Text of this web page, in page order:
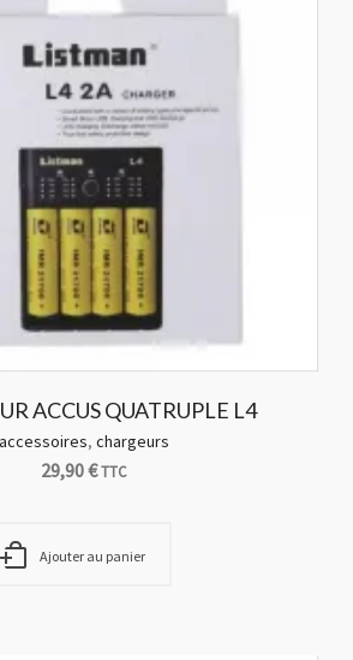
ACCUS QUATRUPLE L4
accessoires, chargeurs
29,90€TTC
Ajouter au panier